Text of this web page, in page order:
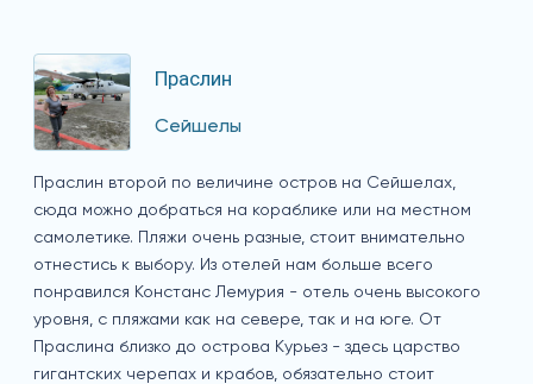
Праслин
Сейшелы
Праслин второй по величине остров на Сейшелах,
сюда можно добраться на кораблике или на местном
самолетике. Пляжи очень разные, стоит внимательно
отнестись к выбору. Из отелей нам больше всего
понравился Констанс Лемурия - отель очень высокого
уровня, с пляжами как на севере, так и на юге. От
Праслина близко до острова Курьез - здесь царство
гигантских черепах и крабов, обязательно стоит